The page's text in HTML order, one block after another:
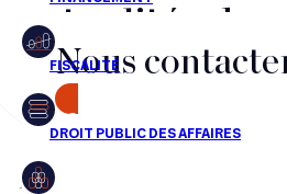
Financement
Fiscalité
Droit public des affaires
Droit social
actualités du
nos
transactions,
jour
Nous